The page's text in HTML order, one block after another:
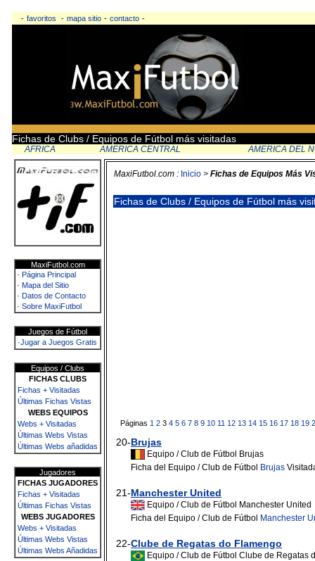
- favoritos - mapa sitio - contacto -
Fichas de Clubs / Equipos de Fútbol más visitadas
AFRICA AMERICA CENTRAL AMERICA DEL
MaxiFutbol.com
· Página Principal
· Mapa del Sitio
· Datos de Contacto
· Sobre MaxiFutbol
Juegos de Fútbol
·Jugar a Juegos Gratis
Equipos / Clubs
FICHAS CLUBS
Fichas + Visitadas
Últimas Fichas Vistas
WEBS EQUIPOS
Webs + Visitadas
Últimas Webs Vistas
Últimas Webs añadidas
Jugadores
FICHAS JUGADORES
Fichas + Visitadas
Últimas Fichas Vistas
WEBS JUGADORES
Webs + Visitadas
Últimas Webs Vistas
Últimas Webs Añadidas
MaxiFutbol.com : Inicio > Fichas de Equipos Más
Fichas de Clubs / Equipos de Fútbol más
Páginas 1 2 3 4 5 6 7 8 9 10 11 12 13 14 15 16 17 18 19
20-Brujas
Equipo / Club de Fútbol Brujas
Ficha del Equipo / Club de Fútbol Brujas
21-Manchester United
Equipo / Club de Fútbol Manchester United
Ficha del Equipo / Club de Fútbol Manchester
22-Clube de Regatas do Flamengo
Equipo / Club de Fútbol Clube de Regatas